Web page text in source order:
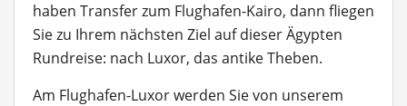
haben Transfer zum Flughafen-Kairo, dann fliegen
Sie zu Ihrem nächsten Ziel auf dieser Ägypten
Rundreise: nach Luxor, das antike Theben.
Am Flughafen-Luxor werden Sie von unserem